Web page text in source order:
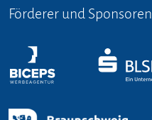
Förderer und Sponsoren